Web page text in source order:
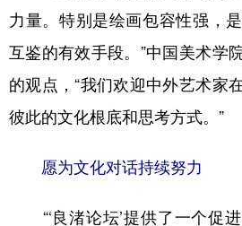
力量。特别是绘画包容性强，
互鉴的有效手段。”中国美术学
的观点，“我们欢迎中外艺术家
彼此的文化根底和思考方式。”
愿为文化对话持续努力
“‘良渚论坛’提供了一个促